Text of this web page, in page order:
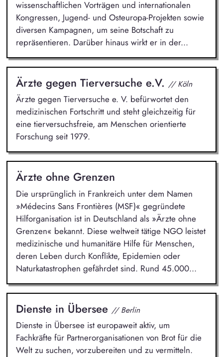
wissenschaftlichen Vorträgen und internationalen
Kongressen, Jugend- und Osteuropa-Projekten sowie
diversen Kampagnen, um seine Botschaft zu
repräsentieren. Darüber hinaus wirkt er in der...
Ärzte gegen Tierversuche e.V. // Köln
Ärzte gegen Tierversuche e. V. befürwortet den
medizinischen Fortschritt und steht gleichzeitig für
eine tierversuchsfreie, am Menschen orientierte
Forschung seit 1979.
Ärzte ohne Grenzen
Die ursprünglich in Frankreich unter dem Namen
»Médecins Sans Frontières (MSF)« gegründete
Hilforganisation ist in Deutschland als »Ärzte ohne
Grenzen« bekannt. Diese weltweit tätige NGO leistet
medizinische und humanitäre Hilfe für Menschen,
deren Leben durch Konflikte, Epidemien oder
Naturkatastrophen gefährdet sind. Rund 45.000...
Dienste in Übersee // Berlin
Dienste in Übersee ist europaweit aktiv, um
Fachkräfte für Partnerorganisationen von Brot für die
Welt zu suchen, vorzubereiten und zu vermitteln.